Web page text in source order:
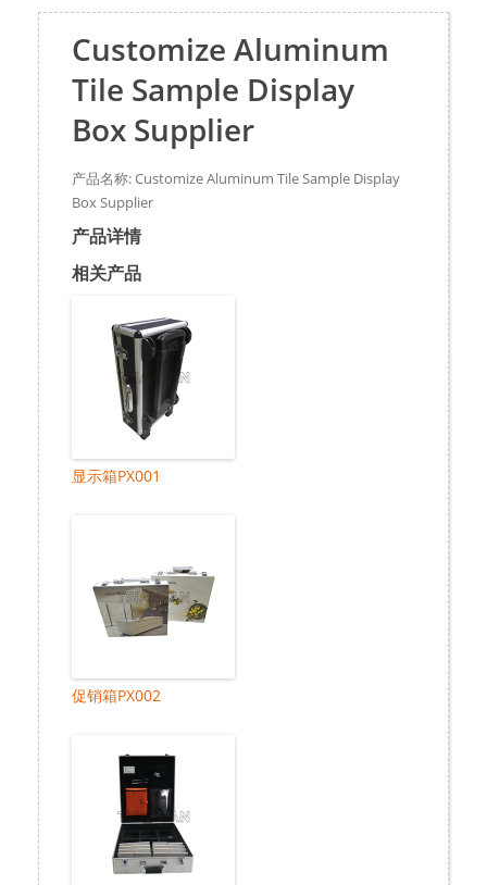
Customize Aluminum
Tile Sample Display
Box Supplier
产品名称: Customize Aluminum Tile Sample Display
Box Supplier
产品详情
相关产品
显示箱PX001
促销箱PX002